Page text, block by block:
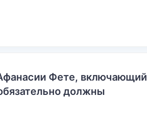
Фете, включающий
должны